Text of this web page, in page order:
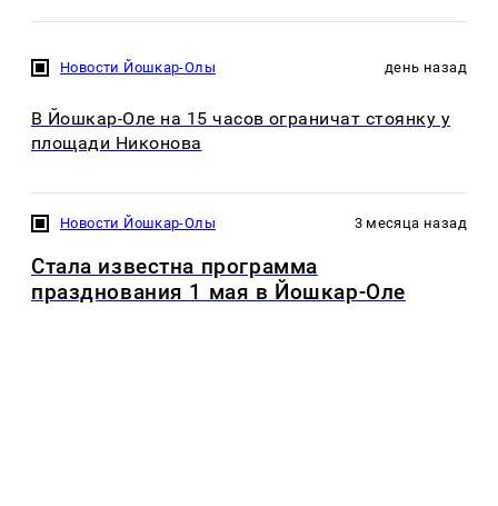
Новости Йошкар-Олы день назад
В Йошкар-Оле на 15 часов ограничат стоянку у
площади Никонова
Новости Йошкар-Олы 3 месяца назад
Стала известна программа
празднования 1 мая в Йошкар-Оле